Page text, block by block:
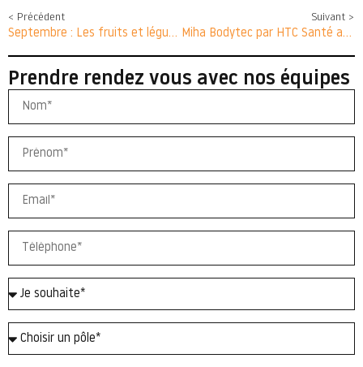
< Précédent
Septembre : Les fruits et légumes de saison !
Suivant >
Miha Bodytec par HTC Santé avant après 10 séances : transformation et résultats étonnants
Prendre rendez vous avec nos équipes